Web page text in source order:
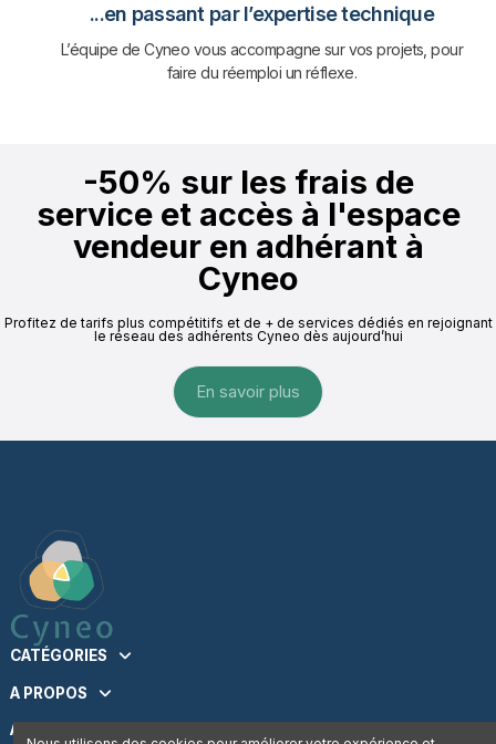
...en passant par l’expertise technique
L’équipe de Cyneo vous accompagne sur vos projets, pour
faire du réemploi un réflexe.
-50% sur les frais de
service et accès à l'espace
vendeur en adhérant à
Cyneo
Profitez de tarifs plus compétitifs et de + de services dédiés en rejoignant
le réseau des adhérents Cyneo dès aujourd’hui
En savoir plus
CATÉGORIES
A PROPOS
AIDE